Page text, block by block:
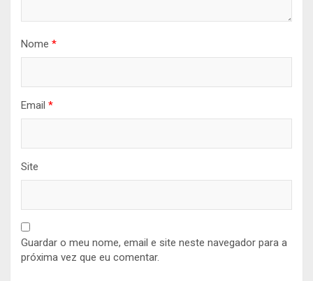
Nome *
Email *
Site
Guardar o meu nome, email e site neste navegador para a
próxima vez que eu comentar.